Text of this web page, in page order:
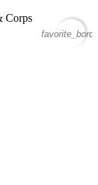
Corps